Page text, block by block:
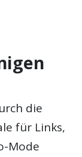
die
für Links,
Mode